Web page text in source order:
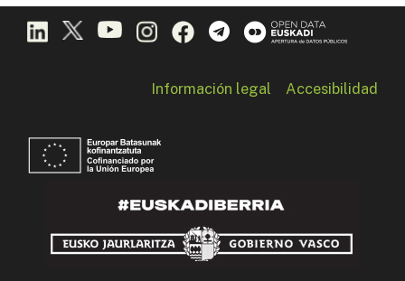
Información legal Accesibilidad